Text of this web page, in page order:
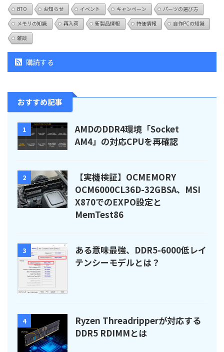
BTO お知らせ イベント キャンペーン
パーツの選び方
メモリの知識
再入荷 新製品情報 特価情報
自作PCの知識
雑談
購読する
おすすめ記事
1
AMDのDDR4環境「Socket
AM4」の対応CPUを再確認
2
【実機検証】OCMEMORY
OCM6000CL36D-32GBSA、MSI
X870でのEXPO設定と
MemTest86
3
ある意味最強、DDR5-6000低レイ
テンシーモデルとは？
4
Ryzen Threadripperが対応する
DDR5 RDIMMとは